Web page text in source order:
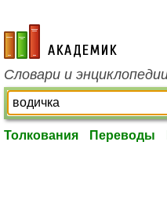
academic.ru
Словари и
Толкования Переводы